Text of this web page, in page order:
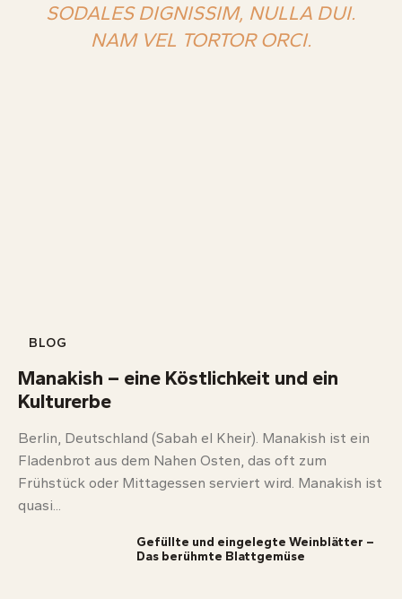
SODALES DIGNISSIM, NULLA DUI.
NAM VEL TORTOR ORCI.
BLOG
Manakish – eine Köstlichkeit und ein
Kulturerbe
Berlin, Deutschland (Sabah el Kheir). Manakish ist ein
Fladenbrot aus dem Nahen Osten, das oft zum
Frühstück oder Mittagessen serviert wird. Manakish ist
quasi...
Gefüllte und eingelegte Weinblätter –
Das berühmte Blattgemüse